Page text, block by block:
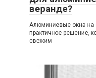
веранде?
Алюминиевые окна на
практичное решение‚
свежим